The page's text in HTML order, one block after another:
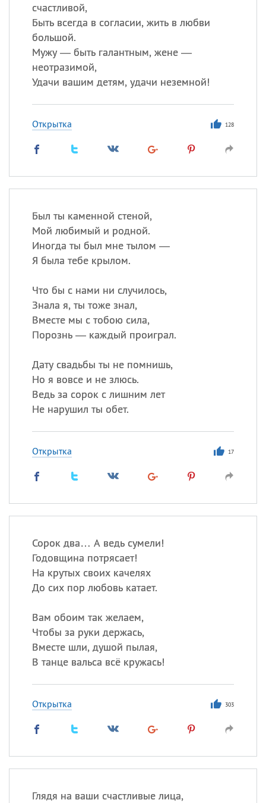
счастливой,
Быть всегда в согласии, жить в любви
большой.
Мужу — быть галантным, жене —
неотразимой,
Удачи вашим детям, удачи неземной!
Открытка 128
Был ты каменной стеной,
Мой любимый и родной.
Иногда ты был мне тылом —
Я была тебе крылом.
Что бы с нами ни случилось,
Знала я, ты тоже знал,
Вместе мы с тобою сила,
Порознь — каждый проиграл.
Дату свадьбы ты не помнишь,
Но я вовсе и не злюсь.
Ведь за сорок с лишним лет
Не нарушил ты обет.
Открытка 17
Сорок два… А ведь сумели!
Годовщина потрясает!
На крутых своих качелях
До сих пор любовь катает.
Вам обоим так желаем,
Чтобы за руки держась,
Вместе шли, душой пылая,
В танце вальса всё кружась!
Открытка 303
Глядя на ваши счастливые лица,